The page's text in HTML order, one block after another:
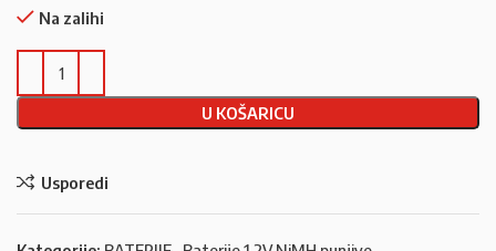
Na zalihi
U KOŠARICU
Usporedi